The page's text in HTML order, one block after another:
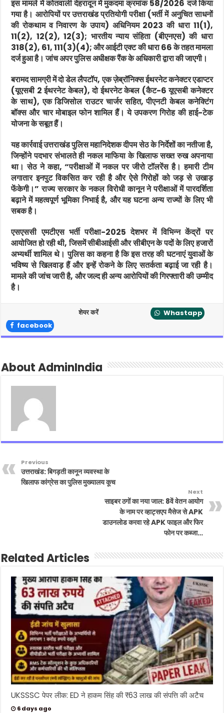
इस मामले में कोतवाली देहरादून में मुकदमा क्रमांक 58/2026 दर्ज किया
गया है। आरोपियों पर उत्तराखंड प्रतियोगी परीक्षा (भर्ती में अनुचित साधनों
की रोकथाम व निवारण के उपाय) अधिनियम 2023 की धारा 11(1),
11(2), 12(2), 12(3); भारतीय न्याय संहिता (बीएनएस) की धारा
318(2), 61, 111(3)(4); और आईटी एक्ट की धारा 66 के तहत मामला
दर्ज हुआ है। जांच अपर पुलिस अधीक्षक रैंक के अधिकारी द्वारा की जाएगी।
बरामद सामग्री में दो डेल लैपटॉप, एक ज़ेब्रॉनिक्स ईथरनेट कनेक्टर एडाप्टर
(यूएसबी 2 ईथरनेट केबल), दो ईथरनेट केबल (कैट-6 यूएसबी कनेक्टर
के साथ), एक डिजिसोल राउटर चार्जर सहित, पीएनटी केबल कनेक्टिंग
बॉक्स और चार मोबाइल फोन शामिल हैं। ये उपकरण गिरोह की हाई-टेक
योजना के सबूत हैं।
यह कार्रवाई उत्तराखंड पुलिस महानिदेशक दीपम सेठ के निर्देशों का नतीजा है,
जिन्होंने पदभार संभालते ही नकल माफिया के खिलाफ सख्त रुख अपनाया
था। सेठ ने कहा, “परीक्षाओं में नकल पर जीरो टॉलरेंस है। हमारी टीम
लगातार इनपुट विकसित कर रही है और ऐसे गिरोहों को जड़ से उखाड़
फेंकेगी।” राज्य सरकार के नकल विरोधी कानून ने परीक्षाओं में पारदर्शिता
बढ़ाने में महत्वपूर्ण भूमिका निभाई है, और यह घटना अन्य राज्यों के लिए भी
सबक है।
एसएससी एमटीएस भर्ती परीक्षा-2025 देशभर में विभिन्न केंद्रों पर
आयोजित हो रही थी, जिसमें सीबीआईसी और सीबीएन के पदों के लिए हजारों
अभ्यर्थी शामिल थे। पुलिस का कहना है कि इस तरह की घटनाएं युवाओं के
भविष्य से खिलवाड़ हैं और इन्हें रोकने के लिए सतर्कता बढ़ाई जा रही है।
मामले की जांच जारी है, और जल्द ही अन्य आरोपियों की गिरफ्तारी की उम्मीद
है।
शेयर करें
Whastapp
facebook
About AdminIndia
Previous
उत्तराखंड: बिगड़ती कानून व्यवस्था के
खिलाफ कांग्रेस का पुलिस मुख्यालय कूच
Next
साइबर ठगों का नया जाल: 8वें वेतन आयोग
के नाम पर व्हाट्सएप मैसेज से APK
डाउनलोड करवा रहे APK फाइल और फिर
फोन पर कब्जा…
Related Articles
UKSSSC पेपर लीक: ED ने हाकम सिंह की ₹63 लाख की संपत्ति की अटैच
6 days ago